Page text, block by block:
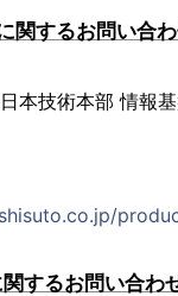
するお問い合
本技術本部 情報
するお問い合わ